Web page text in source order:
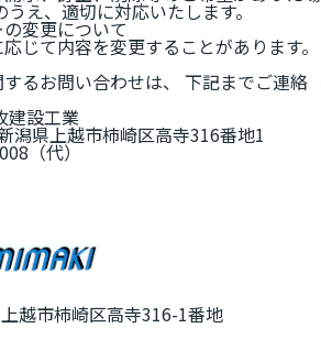
え、適切に対応いたします。
変更について
じて内容を変更することがあります。
るお問い合わせは、 下記までご連絡
建設工業
潟県上越市柿崎区高寺316番地1
（代）
越市柿崎区高寺316-1番地